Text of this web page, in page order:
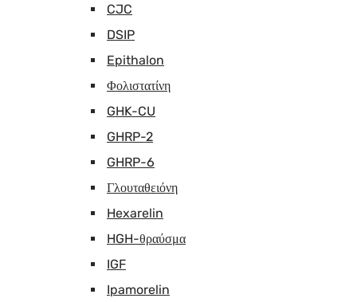
CJC
DSIP
Epithalon
Φολιστατίνη
GHK-CU
GHRP-2
GHRP-6
Γλουταθειόνη
Hexarelin
HGH-θραύσμα
IGF
Ipamorelin